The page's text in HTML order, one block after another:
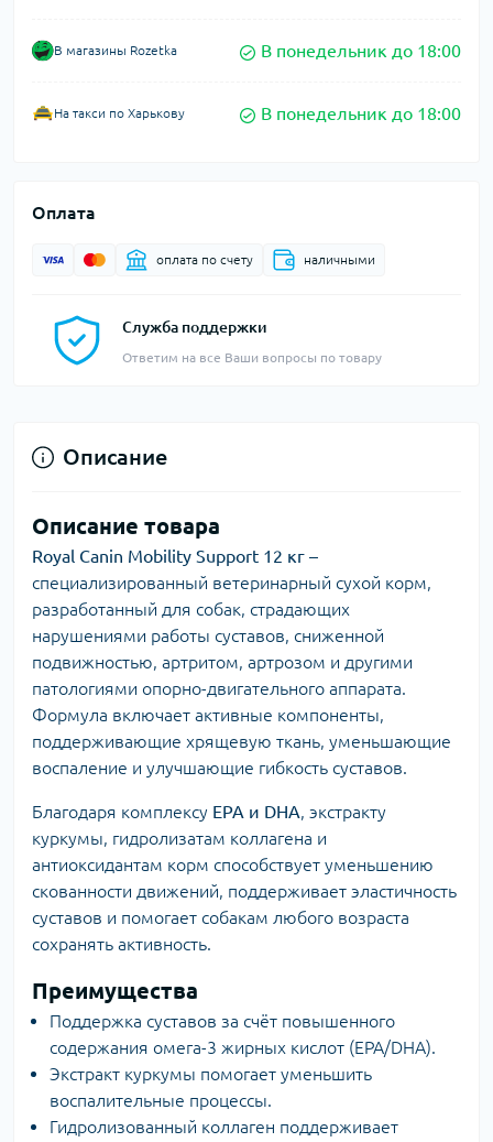
В магазины Rozetka В понедельник до 18:00
На такси по Харькову В понедельник до 18:00
Оплата
оплата по счету наличными
Служба поддержки
Ответим на все Ваши вопросы по товару
Описание
Описание товара
Royal Canin Mobility Support 12 кг –
специализированный ветеринарный сухой корм,
разработанный для собак, страдающих
нарушениями работы суставов, сниженной
подвижностью, артритом, артрозом и другими
патологиями опорно-двигательного аппарата.
Формула включает активные компоненты,
поддерживающие хрящевую ткань, уменьшающие
воспаление и улучшающие гибкость суставов.
Благодаря комплексу EPA и DHA, экстракту
куркумы, гидролизатам коллагена и
антиоксидантам корм способствует уменьшению
скованности движений, поддерживает эластичность
суставов и помогает собакам любого возраста
сохранять активность.
Преимущества
Поддержка суставов за счёт повышенного
содержания омега-3 жирных кислот (EPA/DHA).
Экстракт куркумы помогает уменьшить
воспалительные процессы.
Гидролизованный коллаген поддерживает